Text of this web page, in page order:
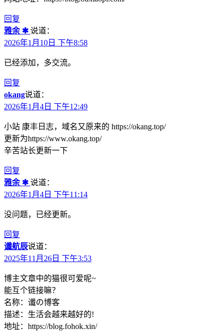
回复
雅余 ✱ 说道：
2026年1月10日 下午8:58
已经添加，多交流。
回复
okang说道：
2026年1月4日 下午12:49
小站 康丰日志，域名又原来的 https://okang.top/
更新为https://www.okang.top/
辛苦站长更新一下
回复
雅余 ✱ 说道：
2026年1月4日 下午11:14
没问题，已经更新。
回复
谶航辰说道：
2025年11月26日 下午3:53
博主文章中的猫很可爱呢~
能互个链接嘛？
名称：谶の博客
描述：生活会越来越好的!
地址：https://blog.fohok.xin/